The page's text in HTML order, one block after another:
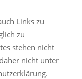
Links zu
zu
stehen nicht
nicht unter